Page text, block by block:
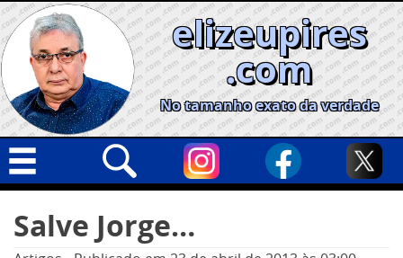
Skip
to
content
elizeupires
.com
No tamanho exato da verdade
Geral
por:
Salve Jorge…